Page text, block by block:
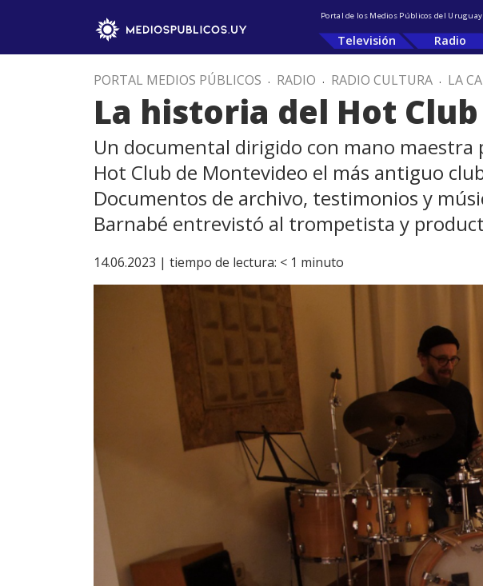
Portal de los Medios Públicos del Uruguay
Televisión Radio
PORTAL MEDIOS PÚBLICOS . RADIO . RADIO CULTURA . LA
La historia del Hot
Un documental dirigido con mano
Hot Club de Montevideo el más antiguo
Documentos de archivo, testimonios y
Barnabé entrevistó al trompetista y
14.06.2023 | tiempo de lectura: < 1 minuto